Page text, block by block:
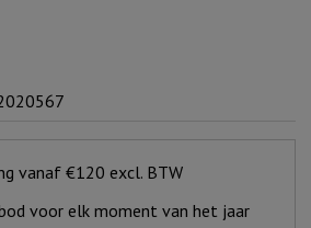
vanaf €120 excl. BTW
voor elk moment van het jaar